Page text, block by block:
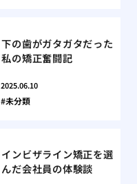
下の歯がガタガタだった
私の矯正奮闘記
2025.06.10
未分類
インビザライン矯正を選
んだ会社員の体験談